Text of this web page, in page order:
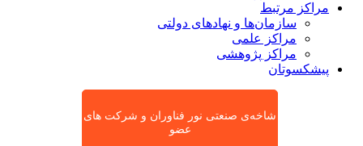
مراکز مرتبط
سازمان‌ها و نهادهای دولتی
مراکز علمی
مراکز پژوهشی
پیشکسوتان
شاخه‌ی صنعتی نور فناوران و شرکت های
عضو